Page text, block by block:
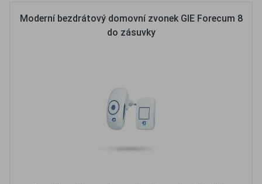
Moderní bezdrátový domovní zvonek GIE Forecum 8
do zásuvky